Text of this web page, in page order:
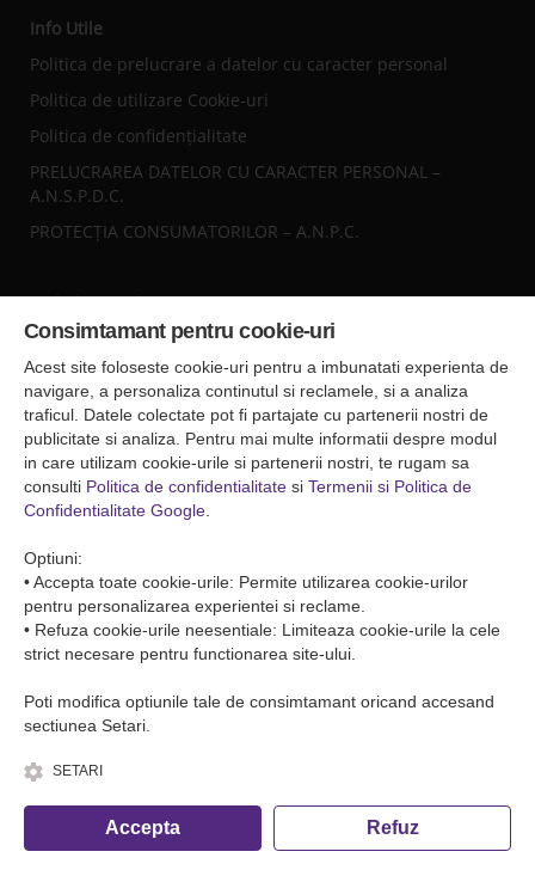
Fa o rezervare telefonica
Info Utile
Politica de prelucrare a datelor cu caracter personal
Politica de utilizare Cookie-uri
Politica de confidențialitate
PRELUCRAREA DATELOR CU CARACTER PERSONAL –
A.N.S.P.D.C.
PROTECȚIA CONSUMATORILOR – A.N.P.C.
Sediul central
Falticeni ( Autogara Romfour )
str. Plutonier Ghiniţă nr.8, Fălticeni, judeţul Suceava
0040374557200
Condiții de Transport
Condițiile de transport colete
Condițiile de transport persone
© Copyright 2026 Romfour-Tur S.R.L. J22/2961/2018
Consimtamant pentru cookie-uri
Acest site foloseste cookie-uri pentru a imbunatati experienta de
navigare, a personaliza continutul si reclamele, si a analiza
traficul. Datele colectate pot fi partajate cu partenerii nostri de
publicitate si analiza. Pentru mai multe informatii despre modul
in care utilizam cookie-urile si partenerii nostri, te rugam sa
consulti Politica de confidentialitate si Termenii si Politica de
Confidentialitate Google
Optiuni:
• Accepta toate cookie-urile: Permite utilizarea cookie-urilor
pentru personalizarea experientei si reclame.
• Refuza cookie-urile neesentiale: Limiteaza cookie-urile la cele
strict necesare pentru functionarea site-ului.
Poti modifica optiunile tale de consimtamant oricand accesand
sectiunea Setari.
SETARI
Accepta Refuz